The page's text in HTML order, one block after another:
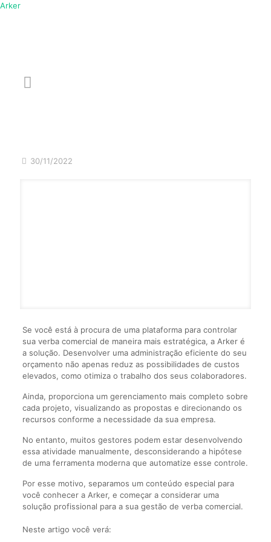
Arker
30/11/2022
Se você está à procura de uma plataforma para controlar
sua verba comercial de maneira mais estratégica, a Arker é
a solução. Desenvolver uma administração eficiente do seu
orçamento não apenas reduz as possibilidades de custos
elevados, como otimiza o trabalho dos seus colaboradores.
Ainda, proporciona um gerenciamento mais completo sobre
cada projeto, visualizando as propostas e direcionando os
recursos conforme a necessidade da sua empresa.
No entanto, muitos gestores podem estar desenvolvendo
essa atividade manualmente, desconsiderando a hipótese
de uma ferramenta moderna que automatize esse controle.
Por esse motivo, separamos um conteúdo especial para
você conhecer a Arker, e começar a considerar uma
solução profissional para a sua gestão de verba comercial.
Neste artigo você verá: